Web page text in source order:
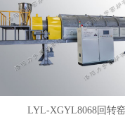
LYL-XGYL8068回转